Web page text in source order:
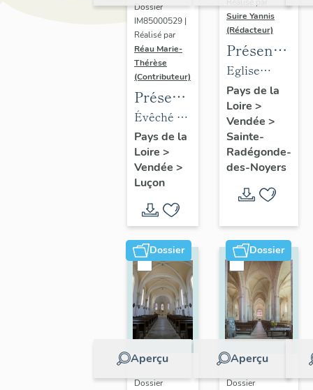
Dossier
IM85000529 |
Réalisé par
Réau Marie-
Thérèse
(Contributeur)
Présentation
du
mobilier
de
l'évêché
de
Luçon
Évêché de
Luçon,
place
Leclerc
Pays de la
Loire >
Vendée >
Luçon
Suire Yannis
(Rédacteur)
Présentation
des
objets
mobiliers
de
l'église
de
Sainte-
Radégonde-
des-
Noyers
Eglise
paroissiale
Sainte
Radegonde
de Sainte-
Radégonde-
des-Noyers
Pays de la
Loire >
Vendée >
Sainte-
Radégonde-
des-Noyers
Dossier
Aperçu
Dossier
Dossier
Aperçu
Dossier